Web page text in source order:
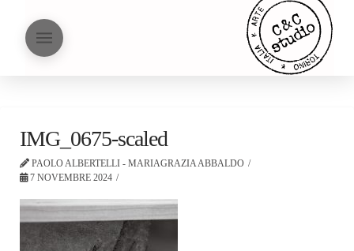
IMG_0675-scaled
PAOLO ALBERTELLI - MARIAGRAZIA ABBALDO
7 NOVEMBRE 2024